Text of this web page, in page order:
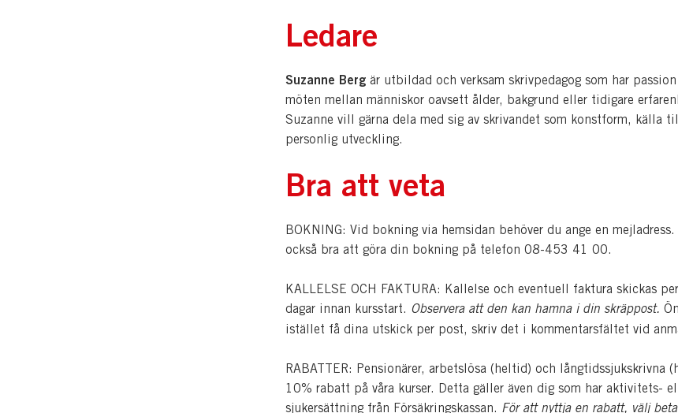
Ledare
Suzanne Berg är utbildad och verksam skrivpedagog som har
möten mellan människor oavsett ålder, bakgrund eller tidigare
Suzanne vill gärna dela med sig av skrivandet som konstform, källa
personlig utveckling.
Bra att veta
BOKNING: Vid bokning via hemsidan behöver du ange en mejladress.
också bra att göra din bokning på telefon 08-453 41 00.
KALLELSE OCH FAKTURA: Kallelse och eventuell faktura skickas
dagar innan kursstart. Observera att den kan hamna i din skräppost.
istället få dina utskick per post, skriv det i kommentarsfältet vid
RABATTER: Pensionärer, arbetslösa (heltid) och långtidssjukskrivna
10% rabatt på våra kurser. Detta gäller även dig som har aktivitets-
sjukersättning från Försäkringskassan. För att nyttja en rabatt, välj